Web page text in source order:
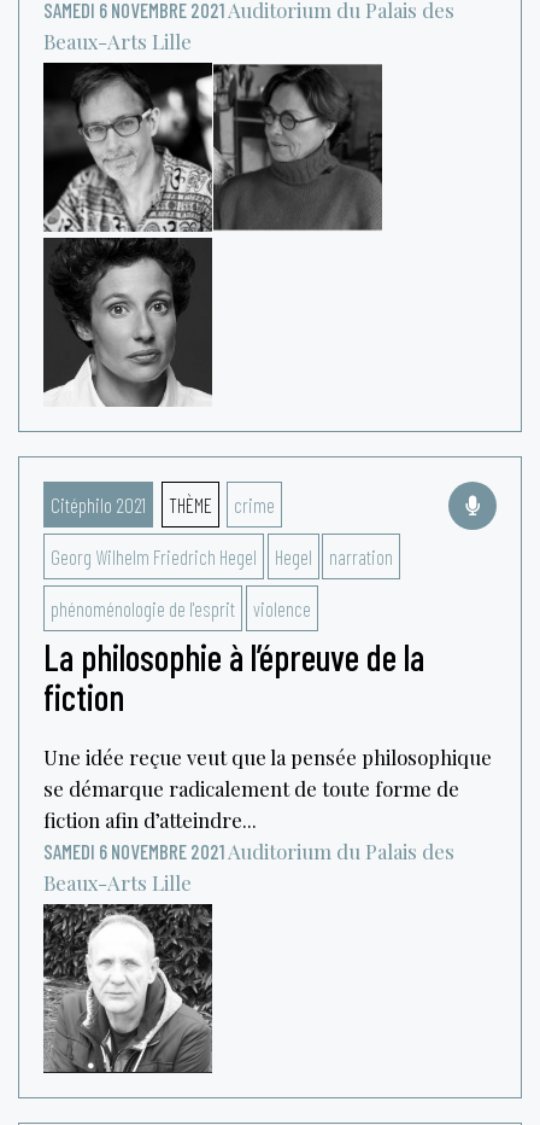
SAMEDI 6 NOVEMBRE 2021 Auditorium du Palais des
Beaux-Arts Lille
Citéphilo 2021 THÈME crime
Georg Wilhelm Friedrich Hegel Hegel narration
phénoménologie de l'esprit violence
La philosophie à l’épreuve de la
fiction
Une idée reçue veut que la pensée philosophique
se démarque radicalement de toute forme de
fiction afin d’atteindre...
SAMEDI 6 NOVEMBRE 2021 Auditorium du Palais des
Beaux-Arts Lille